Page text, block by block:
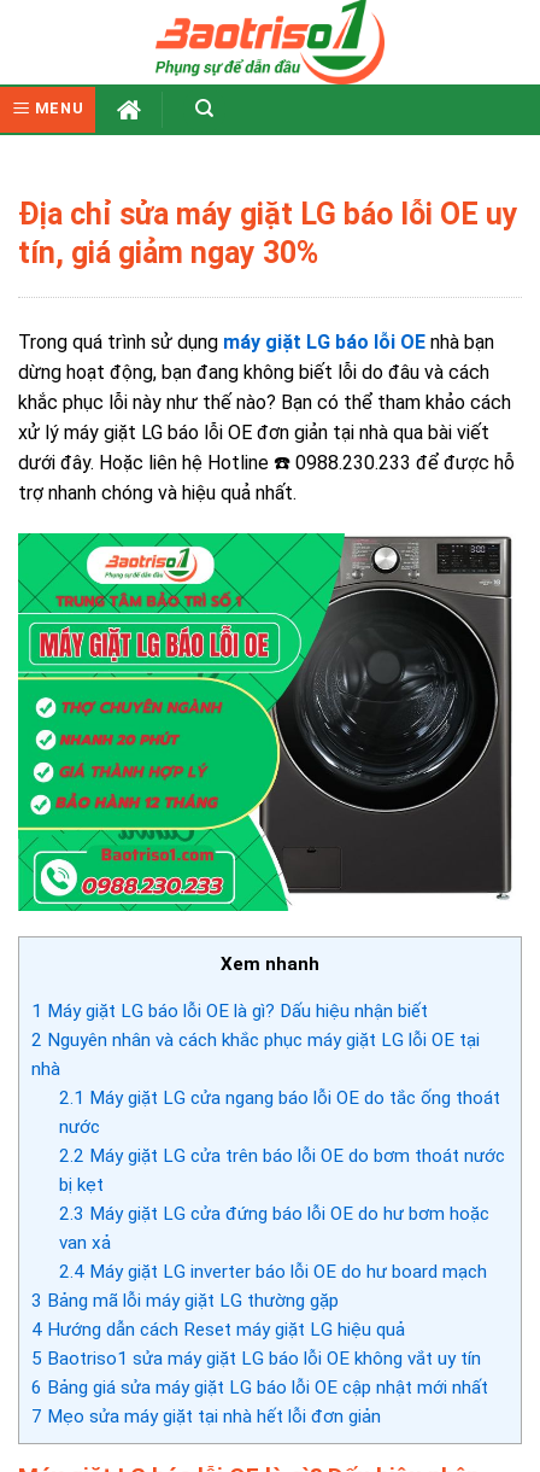
MENU
Địa chỉ sửa máy giặt LG báo lỗi OE uy
tín, giá giảm ngay 30%
Trong quá trình sử dụng máy giặt LG báo lỗi OE nhà bạn
dừng hoạt động, bạn đang không biết lỗi do đâu và cách
khắc phục lỗi này như thế nào? Bạn có thể tham khảo cách
xử lý máy giặt LG báo lỗi OE đơn giản tại nhà qua bài viết
dưới đây. Hoặc liên hệ Hotline ☎️ 0988.230.233 để được hỗ
trợ nhanh chóng và hiệu quả nhất.
Xem nhanh
1 Máy giặt LG báo lỗi OE là gì? Dấu hiệu nhận biết
2 Nguyên nhân và cách khắc phục máy giặt LG lỗi OE tại
nhà
2.1 Máy giặt LG cửa ngang báo lỗi OE do tắc ống thoát
nước
2.2 Máy giặt LG cửa trên báo lỗi OE do bơm thoát nước
bị kẹt
2.3 Máy giặt LG cửa đứng báo lỗi OE do hư bơm hoặc
van xả
2.4Máy giặt LG inverter báo lỗi OE do hư board mạch
3 Bảng mã lỗi máy giặt LG thường gặp
4 Hướng dẫn cách Reset máy giặt LG hiệu quả
5 Baotriso1 sửa máy giặt LG báo lỗi OE không vắt uy tín
6 Bảng giá sửa máy giặt LG báo lỗi OE cập nhật mới nhất
7 Mẹo sửa máy giặt tại nhà hết lỗi đơn giản